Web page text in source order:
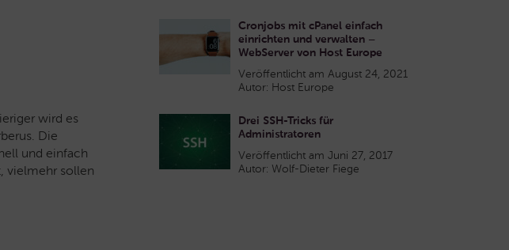
wird es
Die
und einfach
vielmehr sollen
Cronjobs mit cPanel einfach
einrichten und verwalten –
WebServer von Host Europe
Veröffentlicht am August 24, 2021
Autor: Host Europe
Drei SSH-Tricks für
Administratoren
Veröffentlicht am Juni 27, 2017
Autor: Wolf-Dieter Fiege